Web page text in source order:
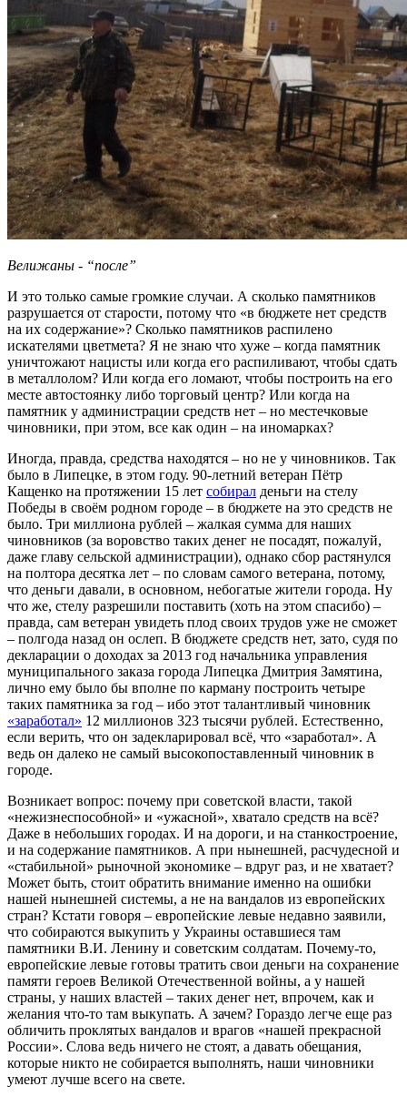
Велижаны - “после”
И это только самые громкие случаи. А сколько памятников
разрушается от старости, потому что «в бюджете нет средств
на их содержание»? Сколько памятников распилено
искателями цветмета? Я не знаю что хуже – когда памятник
уничтожают нацисты или когда его распиливают, чтобы сдать
в металлолом? Или когда его ломают, чтобы построить на его
месте автостоянку либо торговый центр? Или когда на
памятник у администрации средств нет – но местечковые
чиновники, при этом, все как один – на иномарках?
Иногда, правда, средства находятся – но не у чиновников. Так
было в Липецке, в этом году. 90-летний ветеран Пётр
Кащенко на протяжении 15 лет собирал деньги на стелу
Победы в своём родном городе – в бюджете на это средств не
было. Три миллиона рублей – жалкая сумма для наших
чиновников (за воровство таких денег не посадят, пожалуй,
даже главу сельской администрации), однако сбор растянулся
на полтора десятка лет – по словам самого ветерана, потому,
что деньги давали, в основном, небогатые жители города. Ну
что же, стелу разрешили поставить (хоть на этом спасибо) –
правда, сам ветеран увидеть плод своих трудов уже не сможет
– полгода назад он ослеп. В бюджете средств нет, зато, судя по
декларации о доходах за 2013 год начальника управления
муниципального заказа города Липецка Дмитрия Замятина,
лично ему было бы вполне по карману построить четыре
таких памятника за год – ибо этот талантливый чиновник
«заработал» 12 миллионов 323 тысячи рублей. Естественно,
если верить, что он задекларировал всё, что «заработал». А
ведь он далеко не самый высокопоставленный чиновник в
городе.
Возникает вопрос: почему при советской власти, такой
«нежизнеспособной» и «ужасной», хватало средств на всё?
Даже в небольших городах. И на дороги, и на станкостроение,
и на содержание памятников. А при нынешней, расчудесной и
«стабильной» рыночной экономике – вдруг раз, и не хватает?
Может быть, стоит обратить внимание именно на ошибки
нашей нынешней системы, а не на вандалов из европейских
стран? Кстати говоря – европейские левые недавно заявили,
что собираются выкупить у Украины оставшиеся там
памятники В.И. Ленину и советским солдатам. Почему-то,
европейские левые готовы тратить свои деньги на сохранение
памяти героев Великой Отечественной войны, а у нашей
страны, у наших властей – таких денег нет, впрочем, как и
желания что-то там выкупать. А зачем? Гораздо легче еще раз
обличить проклятых вандалов и врагов «нашей прекрасной
России». Слова ведь ничего не стоят, а давать обещания,
которые никто не собирается выполнять, наши чиновники
умеют лучше всего на свете.